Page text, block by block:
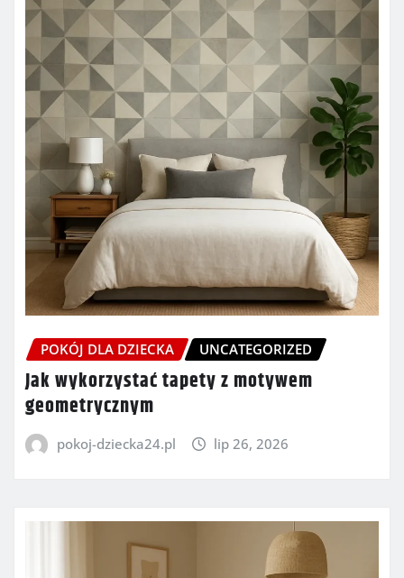
POKÓJ DLA DZIECKA UNCATEGORIZED
Jak wykorzystać tapety z motywem
geometrycznym
pokoj-dziecka24.pl lip 26, 2026